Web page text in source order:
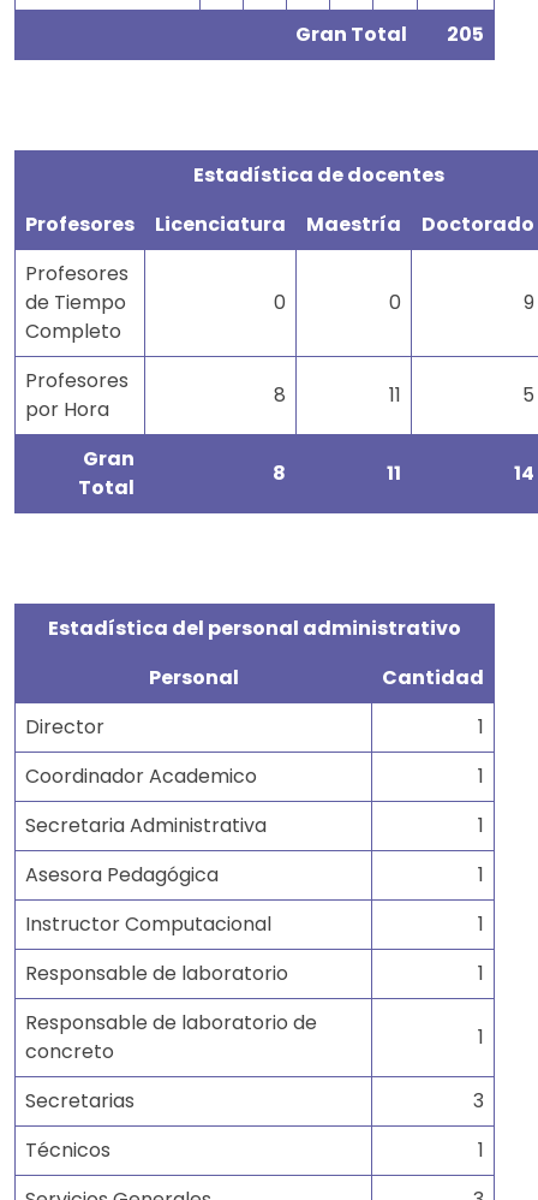
Gran Total 205
Estadística de docentes
Profesores
Licenciatura Maestría
Doctorado
Profesores
de Tiempo
Completo
0 0 9
Profesores
por Hora
8 11 5
Gran
Total
8 11 14
Estadística del personal administrativo
Personal
Cantidad
Director
1
Coordinador Academico
1
Secretaria Administrativa
1
Asesora Pedagógica
1
Instructor Computacional
1
Responsable de laboratorio
1
Responsable de laboratorio de
concreto
1
Secretarias
3
Técnicos
1